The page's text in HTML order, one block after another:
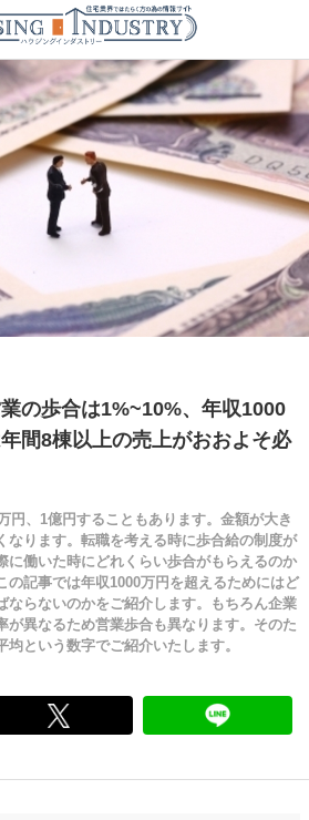
業の歩合は1%~10%、年収1000
間8棟以上の売上がおおよそ必
円、1億円することもあります。金額が大き
なります。転職を考える時に歩合給の制度が
に働いた時にどれくらい歩合がもらえるのか
の記事では年収1000万円を超えるためにはど
ならないのかをご紹介します。もちろん企業
が異なるため営業歩合も異なります。そのた
という数字でご紹介いたします。